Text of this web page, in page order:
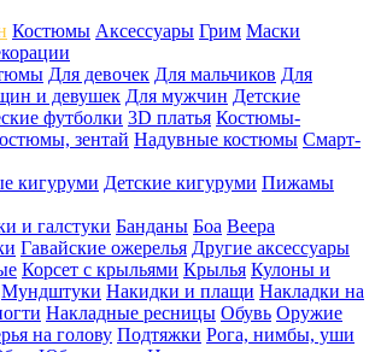
Костюмы Аксессуары Грим Маски
Для девочек Для мальчиков Для
и девушек Для мужчин Детские
футболки 3D платья Костюмы-
зентай Надувные костюмы Смарт-
кигуруми Детские кигуруми Пижамы
и галстуки Банданы Боа Веера
Гавайские ожерелья Другие аксессуары
Корсет с крыльями Крылья Кулоны и
Мундштуки Накидки и плащи Накладки на
Накладные ресницы Обувь Оружие
на голову Подтяжки Рога, нимбы, уши